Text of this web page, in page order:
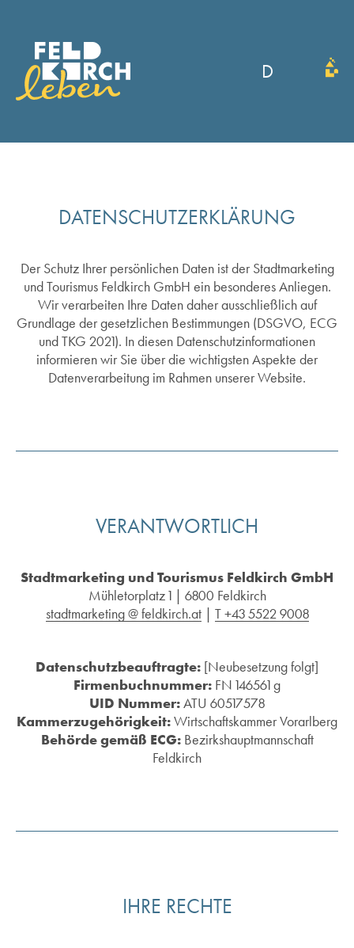
D
DATENSCHUTZERKLÄRUNG
Der Schutz Ihrer persönlichen Daten ist der Stadtmarketing
und Tourismus Feldkirch GmbH ein besonderes Anliegen.
Wir verarbeiten Ihre Daten daher ausschließlich auf
Grundlage der gesetzlichen Bestimmungen (DSGVO, ECG
und TKG 2021). In diesen Datenschutzinformationen
informieren wir Sie über die wichtigsten Aspekte der
Datenverarbeitung im Rahmen unserer Website.
VERANTWORTLICH
Stadtmarketing und Tourismus Feldkirch GmbH
Mühletorplatz 1 | 6800 Feldkirch
stadtmarketing @ feldkirch.at| T +43 5522 9008
Datenschutzbeauftragte: [Neubesetzung folgt]
Firmenbuchnummer: FN 146561 g
UID Nummer:ATU 60517578
Kammerzugehörigkeit:Wirtschaftskammer Vorarlberg
Behörde gemäß ECG:Bezirkshauptmannschaft
Feldkirch
IHRE RECHTE